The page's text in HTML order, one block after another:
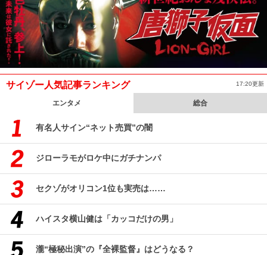
サイゾー人気記事ランキング 17:20更新
エンタメ 総合
有名人サイン“ネット売買”の闇
ジローラモがロケ中にガチナンパ
セクゾがオリコン1位も実売は……
ハイスタ横山健は「カッコだけの男」
瀧“極秘出演”の『全裸監督』はどうなる？